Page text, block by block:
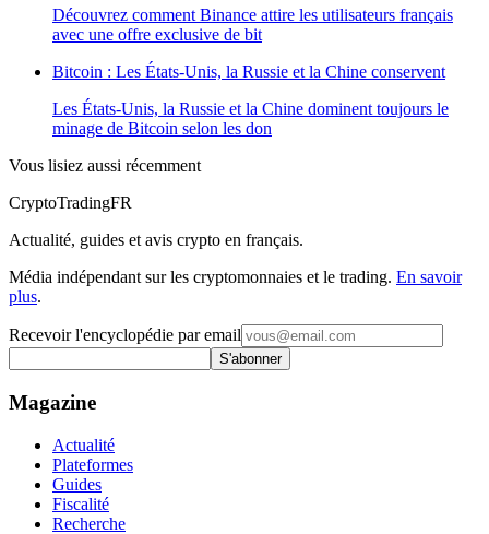
Découvrez comment Binance attire les utilisateurs français
avec une offre exclusive de bit
Bitcoin : Les États-Unis, la Russie et la Chine conservent
Les États-Unis, la Russie et la Chine dominent toujours le
minage de Bitcoin selon les don
Vous lisiez aussi récemment
CryptoTradingFR
Actualité, guides et avis crypto en français.
Média indépendant sur les cryptomonnaies et le trading. En savoir
plus.
Recevoir l'encyclopédie par email
S'abonner
Magazine
Actualité
Plateformes
Guides
Fiscalité
Recherche